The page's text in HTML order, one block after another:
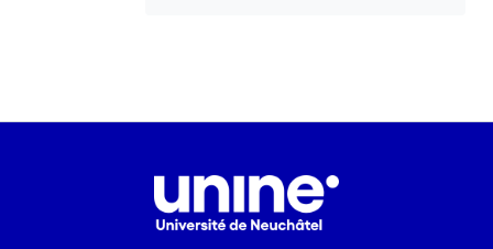
forfait par cas, a placé les hôpitaux
publics en concurrence avec les